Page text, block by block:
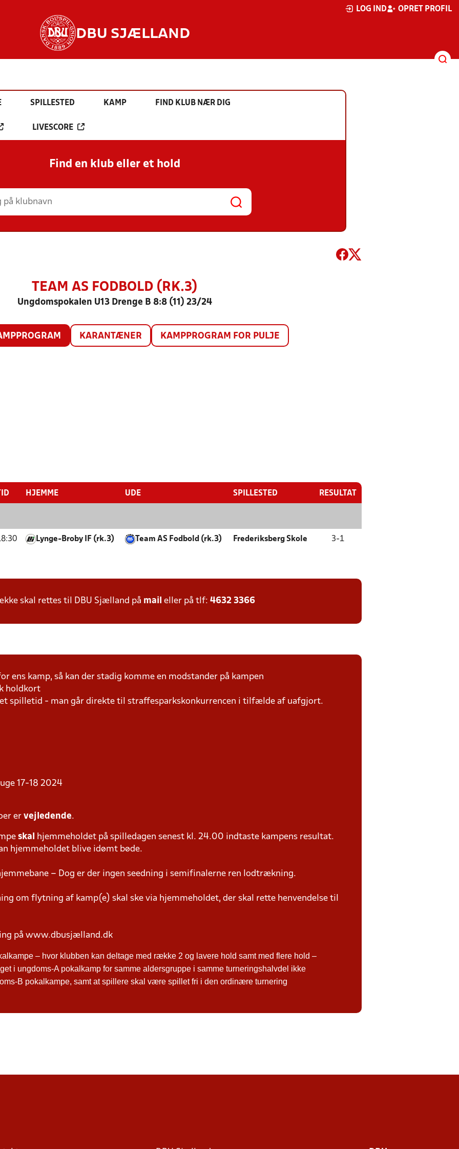
LOG IND OPRET PROFIL
DBU SJÆLLAND
SPILLESTED KAMP FIND KLUB NÆR DIG
LIVESCORE
Find en klub eller et hold
TEAM AS FODBOLD (RK.3)
Ungdomspokalen U13 Drenge B 8:8 (11) 23/24
KARANTÆNER KAMPPROGRAM FOR PULJE
TID HJEMME UDE SPILLESTED RESULTAT
Lynge-Broby IF (rk.3) Team AS Fodbold (rk.3) Frederiksberg Skole 3-1
skal rettes til DBU Sjælland på mail eller på tlf: 4632 3366
ens kamp, så kan der stadig komme en modstander på kampen
holdkort
spilletid - man går direkte til straffesparkskonkurrencen i tilfælde af uafgjort.
17-18 2024
er vejledende.
skal
hjemmeholdet på spilledagen senest kl. 24.00 indtaste kampens resultat.
hjemmeholdet blive idømt bøde.
– Dog er der ingen seedning i semifinalerne ren lodtrækning.
om flytning af kamp(e) skal ske via hjemmeholdet, der skal rette henvendelse til
på www.dbusjælland.dk
– hvor klubben kan deltage med række 2 og lavere hold samt med flere hold –
i ungdoms-A pokalkamp for samme aldersgruppe i samme turneringshalvdel ikke
B pokalkampe, samt at spillere skal være spillet fri i den ordinære turnering